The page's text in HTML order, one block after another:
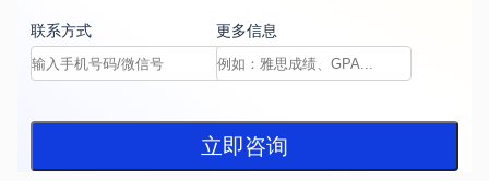
联系方式 更多信息
立即咨询